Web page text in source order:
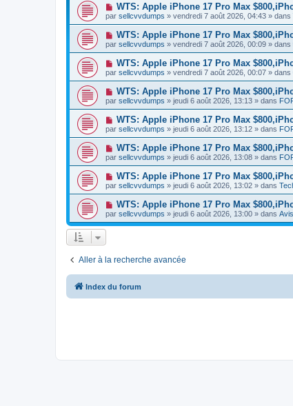
N
o
u
v
e
a
u
m
e
s
s
a
g
e
WTS: Apple iPhone 17 Pro Max
par sellcvvdumps » vendredi 7 août 2026, 04:43 » dans
N
o
u
v
e
a
u
m
e
s
s
a
g
e
WTS: Apple iPhone 17 Pro Max
par sellcvvdumps » vendredi 7 août 2026, 00:09 » dans
N
o
u
v
e
a
u
m
e
s
s
a
g
e
WTS: Apple iPhone 17 Pro Max
par sellcvvdumps » vendredi 7 août 2026, 00:07 » dans
N
o
u
v
e
a
u
m
e
s
s
a
g
e
WTS: Apple iPhone 17 Pro Max
par sellcvvdumps » jeudi 6 août 2026, 13:13 » dans
N
o
u
v
e
a
u
m
e
s
s
a
g
e
WTS: Apple iPhone 17 Pro Max
par sellcvvdumps » jeudi 6 août 2026, 13:12 » dans
N
o
u
v
e
a
u
m
e
s
s
WTS: Apple iPhone 17 Pro Max
par sellcvvdumps » jeudi 6 août 2026, 13:08 » dans
N
o
u
v
e
a
u
s
a
g
WTS: Apple iPhone 17 Pro Max
par sellcvvdumps » jeudi 6 août 2026, 13:02 » dans
N
o
u
v
m
s
s
WTS: Apple iPhone 17 Pro Max
par sellcvvdumps » jeudi 6 août 2026, 13:00 » dans
Aller à la recherche avancée
Index du forum